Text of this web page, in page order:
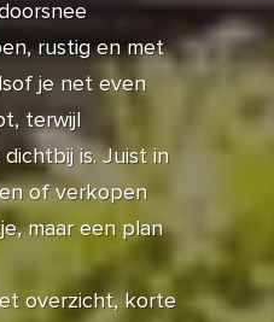
rustig en met
je net even
terwijl
is. Juist in
of verkopen
maar een plan
overzicht, korte